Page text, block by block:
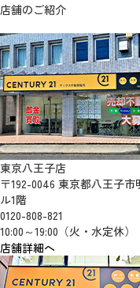
店舗のご紹介
東京八王子店
〒192-0046 東京都八王子
ル1階
0120-808-821
10:00～19:00（火・水定休）
店舗詳細へ